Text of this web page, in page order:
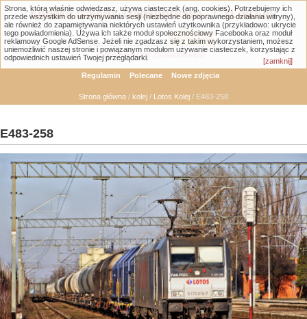
Łódzka Galeria Transportowa - GTLodz.eu
Wyszukiwanie zaawansowane
Regulamin Polecane Nowe zdjęcia
Strona główna / kolej / Lotos Kolej / E483-258
E483-258
Strona, którą właśnie odwiedzasz, używa ciasteczek (ang. cookies). Potrzebujemy ich
przede wszystkim do utrzymywania sesji (niezbędne do poprawnego działania witryny),
ale również do zapamiętywania niektórych ustawień użytkownika (przykładowo: ukrycie
tego powiadomienia). Używa ich także moduł społecznościowy Facebooka oraz moduł
reklamowy Google AdSense. Jeżeli nie zgadzasz się z takim wykorzystaniem, możesz
uniemożliwić naszej stronie i powiązanym modułom używanie ciasteczek, korzystając z
odpowiednich ustawień Twojej przeglądarki.
[zamknij]